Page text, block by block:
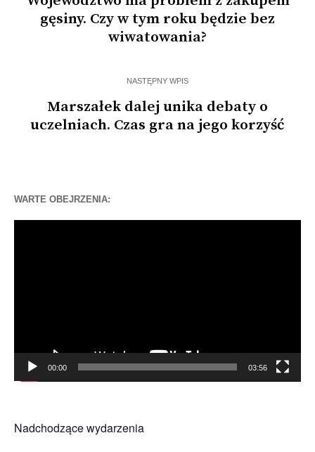
gęsiny. Czy w tym roku będzie bez
wiwatowania?
NASTĘPNY WPIS
Marszałek dalej unika debaty o
uczelniach. Czas gra na jego korzyść
WARTE OBEJRZENIA:
00:00 03:56
Nadchodzące wydarzenia